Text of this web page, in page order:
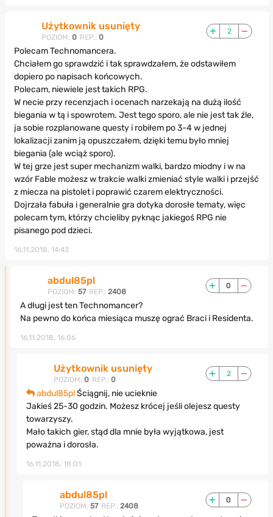
Użytkownik usunięty
POZIOM: 0 REP.: 0
2
Polecam Technomancera.
Chciałem go sprawdzić i tak sprawdzałem, że odstawiłem
dopiero po napisach końcowych.
Polecam, niewiele jest takich RPG.
W necie przy recenzjach i ocenach narzekają na dużą ilość
biegania w tą i spowrotem. Jest tego sporo, ale nie jest tak źle,
ja sobie rozplanowane questy i robiłem po 3-4 w jednej
lokalizacji zanim ją opuszczałem, dzięki temu było mniej
biegania (ale wciąż sporo).
W tej grze jest super mechanizm walki, bardzo miodny i w na
wzór Fable możesz w trakcie walki zmieniać style walki i przejść
z miecza na pistolet i poprawić czarem elektryczności.
Dojrzała fabuła i generalnie gra dotyka dorosłe tematy, więc
polecam tym, którzy chcieliby pyknąc jakiegoś RPG nie
pisanego pod dzieci.
16.11.2018, 14:43
abdul85pl
POZIOM: 57 REP.: 2408
0
A długi jest ten Technomancer?
Na pewno do końca miesiąca muszę ograć Braci i Residenta.
16.11.2018, 16:06
Użytkownik usunięty
POZIOM: 0 REP.: 0
2
abdul85plŚciągnij, nie ucieknie
Jakieś 25-30 godzin. Możesz krócej jeśli olejesz questy
towarzyszy.
Mało takich gier, stąd dla mnie była wyjątkowa, jest
poważna i dorosła.
16.11.2018, 18:01
abdul85pl
POZIOM: 57 REP.: 2408
0